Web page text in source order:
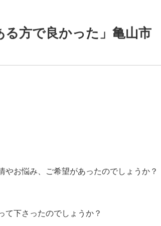
る方で良かった」亀山
やお悩み、ご希望があったのでしょうか？
て下さったのでしょうか？